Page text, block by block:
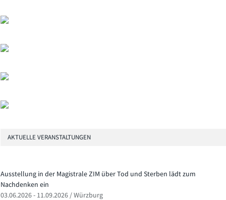
AKTUELLE VERANSTALTUNGEN
Ausstellung in der Magistrale ZIM über Tod und Sterben lädt zum
Nachdenken ein
03.06.2026 - 11.09.2026 / Würzburg